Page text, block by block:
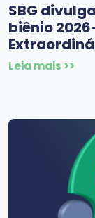
SBG
biênio
Leia mais >>